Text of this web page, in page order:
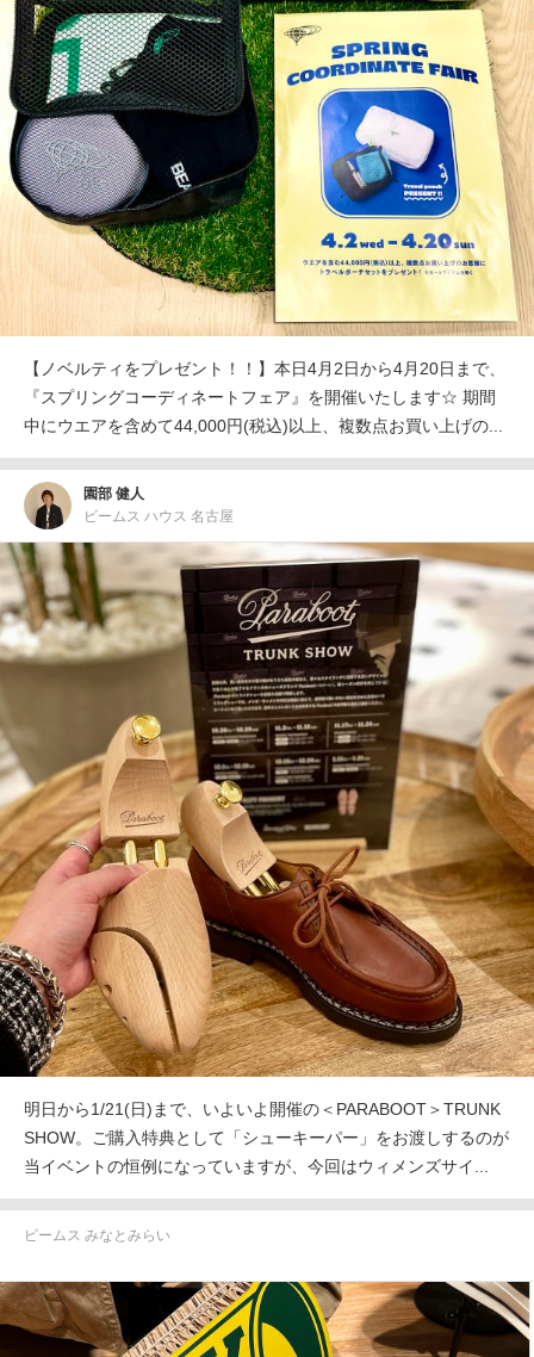
【ノベルティをプレゼント！！】本日4月2日から4月20日まで、
『スプリングコーディネートフェア』を開催いたします☆ 期間
中にウエアを含めて44,000円(税込)以上、複数点お買い上げの...
園部 健人
ビームス ハウス 名古屋
明日から1/21(日)まで、いよいよ開催の＜PARABOOT＞TRUNK
SHOW。ご購入特典として「シューキーパー」をお渡しするのが
当イベントの恒例になっていますが、今回はウィメンズサイ...
ビームス みなとみらい